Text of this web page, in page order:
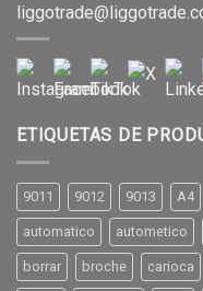
ETIQUETAS DE
9011 9012 9013 A4
automatico autometico
borrar broche carioca